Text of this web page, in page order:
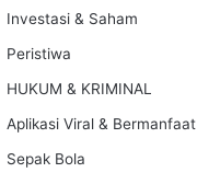
Investasi & Saham
Peristiwa
HUKUM & KRIMINAL
Aplikasi Viral & Bermanfaat
Sepak Bola